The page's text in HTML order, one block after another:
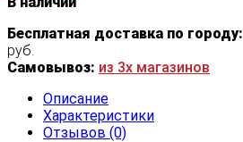
Бесплатная доставка по городу:
руб.
Самовывоз: из 3х магазинов
Описание
Характеристики
Отзывов (0)